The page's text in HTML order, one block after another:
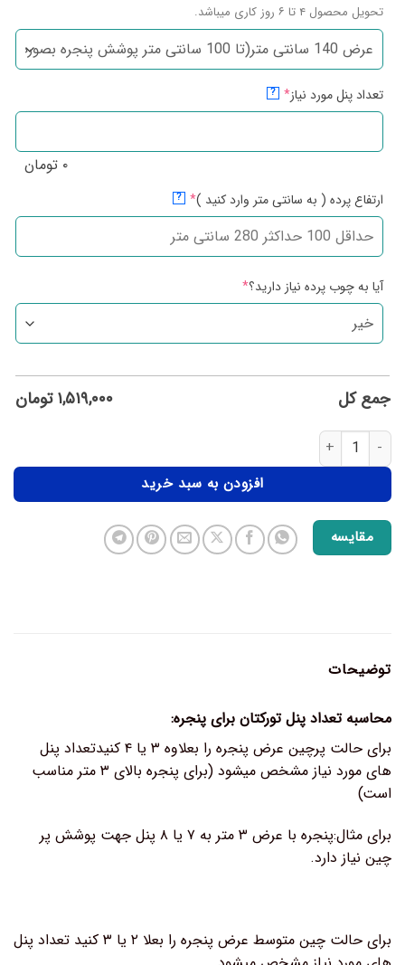
تحویل محصول ۴ تا ۶ روز کاری میباشد.
تعداد پنل مورد نیاز*
?
۰ تومان
ارتفاع پرده ( به سانتی متر وارد کنید )*
?
آیا به چوب پرده نیاز دارید؟*
جمع کل ۱,۵۱۹,۰۰۰ تومان
افزودن به سبد خرید
مقایسه
توضیحات
محاسبه تعداد پنل تورکتان برای پنجره:
برای حالت پرچین عرض پنجره را بعلاوه ۳ یا ۴ کنیدتعداد پنل
های مورد نیاز مشخص میشود (برای پنجره بالای ۳ متر مناسب
است)
برای مثال:پنجره با عرض ۳ متر به ۷ یا ۸ پنل جهت پوشش پر
چین نیاز دارد.
برای حالت چین متوسط عرض پنجره را بعلا ۲ یا ۳ کنید تعداد پنل